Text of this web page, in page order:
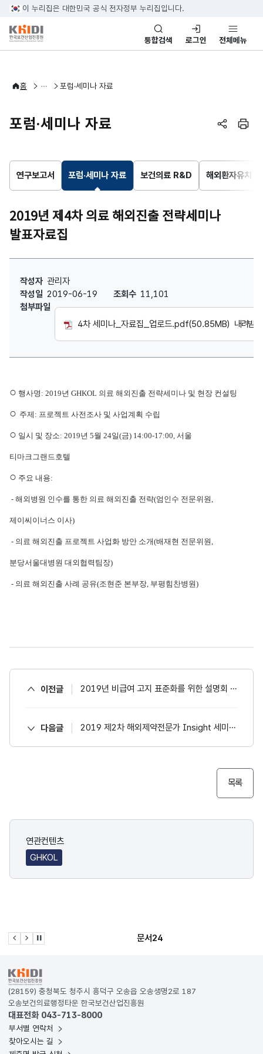
본문 바로가기
이 누리집은 대한민국 공식 전자정부 누리집입니다.
통합검색 로그인 전체메뉴
홈
바이오헬스산업정보
연구·통계
연구자료 포럼·세미나 자료
포럼·세미나 자료 페이지 공
페이
연구보고서 포럼·세미나 자료 보건의료 R&D 해외환자유치
2019년 제4차 의료 해외진출 전략세미나
발표자료집
2019년 제4차 의료 해외진출 전략세미나 발표자료집 : 작성자, 작성
작성자 관리자
작성일 2019-06-19 조회수 11,101
첨부파일
4차 세미나_자료집_업로드.pdf(50.85MB) 내려받기
○ 행사명: 2019년 GHKOL 의료 해외진출 전략세미나 및 현장 컨설팅
○ 주제: 프로젝트 사전조사 및 사업계획 수립
○ 일시 및 장소: 2019년 5월 24일(금) 14:00-17:00, 서울
티마크그랜드호텔
○ 주요 내용:
- 해외병원 인수를 통한 의료 해외진출 전략(엄인수 전문위원,
제이씨이너스 이사)
- 의료 해외진출 프로젝트 사업화 방안 소개(배재현 전문위원,
분당서울대병원 대외협력팀장)
- 의료 해외진출 사례 공유(조현준 본부장, 부평힘찬병원)
이전글 2019년 비급여 고지 표준화를 위한 설명회 자료 안내
다음글 2019 제2차 해외제약전문가 Insight 세미나 발표자료
목록
연관컨텐츠
GHKOL
이전 슬라이드
다음 슬라이드
관련사이트 자동재생 멈춤 문서24
KRDS - Korea Design System
(28159) 충청북도 청주시 흥덕구 오송읍 오송생명2로 187
오송보건의료행정타운 한국보건산업진흥원
대표전화 043-713-8000
부서별 연락처
찾아오시는 길